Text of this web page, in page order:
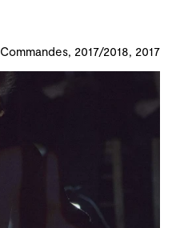
Commandes, 2017/2018, 2017